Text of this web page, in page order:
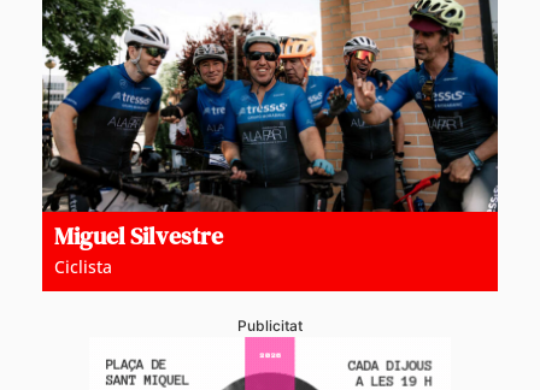
Miguel Silvestre
Ciclista
Publicitat